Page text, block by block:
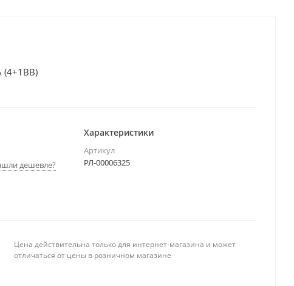
(4+1BB)
дешевле?
Характеристики
Артикул
РЛ-00006325
Цена действительна только для интернет-магазина и может
отличаться от цены в розничном магазине